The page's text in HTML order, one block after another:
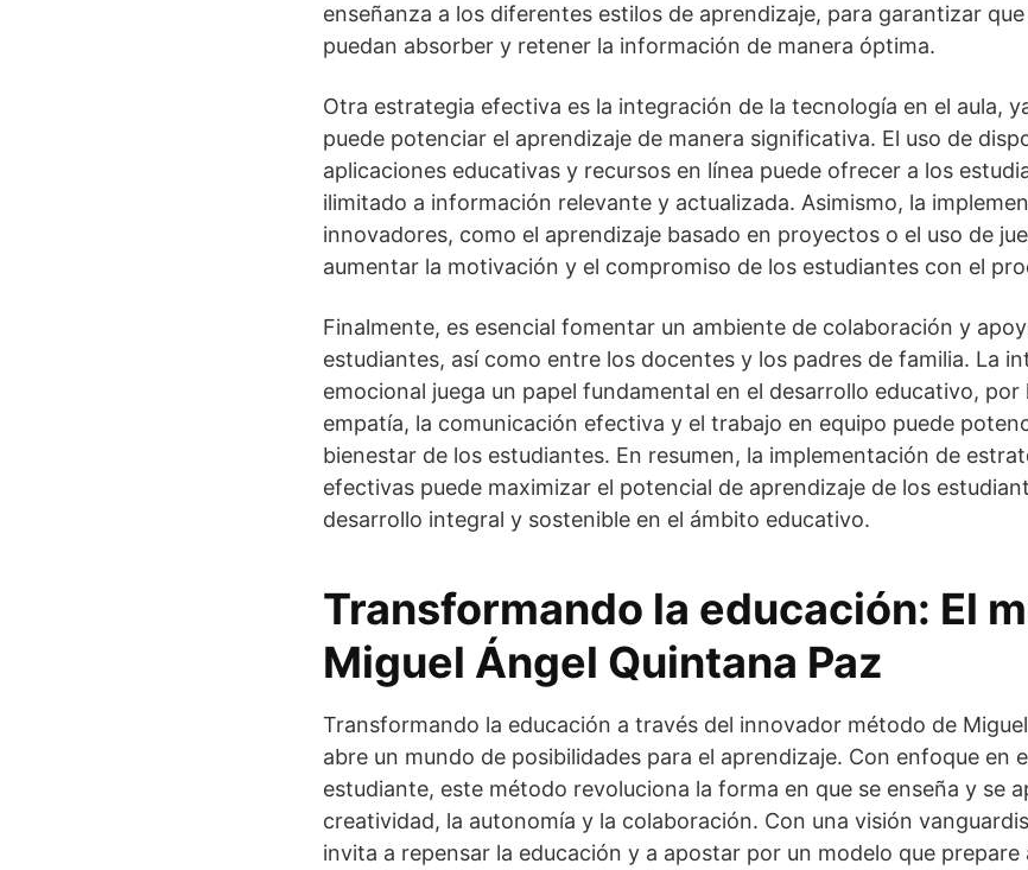
enseñanza a los diferentes estilos de aprendizaje, para garantizar
puedan absorber y retener la información de manera óptima.
Otra estrategia efectiva es la integración de la tecnología en el aula,
puede potenciar el aprendizaje de manera significativa. El uso de
aplicaciones educativas y recursos en línea puede ofrecer a los
ilimitado a información relevante y actualizada. Asimismo, la
innovadores, como el aprendizaje basado en proyectos o el uso de
aumentar la motivación y el compromiso de los estudiantes con el
Finalmente, es esencial fomentar un ambiente de colaboración y
estudiantes, así como entre los docentes y los padres de familia. La
emocional juega un papel fundamental en el desarrollo educativo, por
empatía, la comunicación efectiva y el trabajo en equipo puede
bienestar de los estudiantes. En resumen, la implementación de
efectivas puede maximizar el potencial de aprendizaje de los
desarrollo integral y sostenible en el ámbito educativo.
Transformando la educación: El
Miguel Ángel Quintana Paz
Transformando la educación a través del innovador método de
abre un mundo de posibilidades para el aprendizaje. Con enfoque en
estudiante, este método revoluciona la forma en que se enseña y se
creatividad, la autonomía y la colaboración. Con una visión
invita a repensar la educación y a apostar por un modelo que prepare